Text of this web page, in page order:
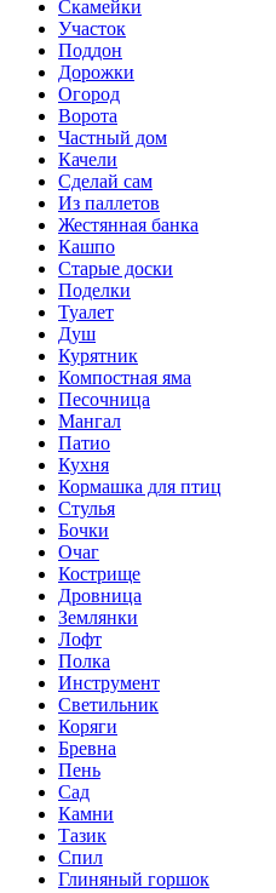
Скамейки
Участок
Поддон
Дорожки
Огород
Ворота
Частный дом
Качели
Сделай сам
Из паллетов
Жестянная банка
Кашпо
Старые доски
Поделки
Туалет
Душ
Курятник
Компостная яма
Песочница
Мангал
Патио
Кухня
Кормашка для птиц
Стулья
Бочки
Очаг
Кострище
Дровница
Землянки
Лофт
Полка
Инструмент
Светильник
Коряги
Бревна
Пень
Сад
Камни
Тазик
Спил
Глиняный горшок